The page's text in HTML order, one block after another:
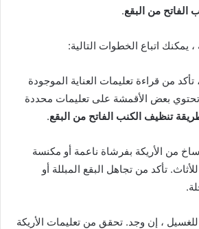
الفاتح من البقع.
يمكنك اتباع الخطوات التالية:
من قراءة تعليمات العناية الموجودة
بعض الأقمشة على تعليمات محددة
تنظيف الكنب الفاتح من البقع.
من الأريكة بفرشاة ناعمة أو مكنسة
تأكد من تجاهل البقع المبللة أو
للغسيل ، إن وجد. تحقق من تعليمات الأريكة